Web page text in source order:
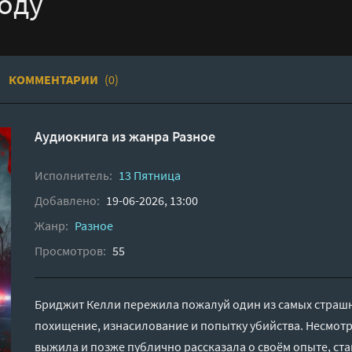
КОММЕНТАРИИ (0)
Аудиокнига из жанра Разное
Исполнитель: 13 Пятница
Добавлено: 19-06-2026, 13:00
Жанр: Разное
Просмотров: 55
Бриджит Келли пережила пожалуй один из самых
похищение, изнасилование и попытку убийства.
выжила и позже публично рассказала о своём опыте,